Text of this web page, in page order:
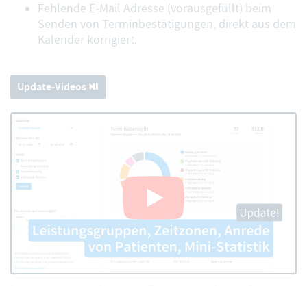
Fehlende E-Mail Adresse (vorausgefüllt) beim
Senden von Terminbestätigungen, direkt aus dem
Kalender korrigiert.
Update-Videos ⏯️